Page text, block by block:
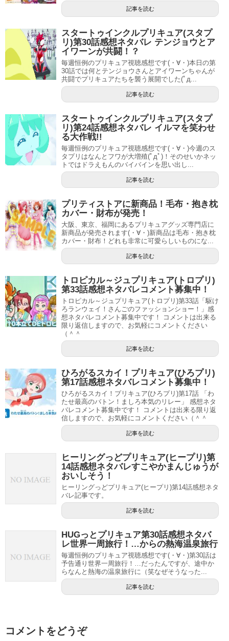
記事を読む
スタートゥインクルプリキュア(スタプ
リ)第30話感想ネタバレ テンジョウとア
イワーンが共闘！？
毎週恒例のプリキュア視聴感想です(・∀・)本日の第
30話では何とテンジョウさんとアイワーンちゃんが
共闘でプリキュアたちを襲う展開でした(ﾟд...
記事を読む
スタートゥインクルプリキュア(スタプ
リ)第24話感想ネタバレ イルマを笑わせ
る大作戦!!
毎週恒例のプリキュア視聴感想です(・∀・)今週のス
タプリはなんとフワが大増殖(ﾟдﾟ)！そのせいかネッ
トではドラえもんのバイバインを思い出し...
記事を読む
プリティストアに新商品！毛布・抱き枕
カバー・財布が発売！
大阪、東京、福岡にあるプリキュアグッズ専門店に
新商品が発売されます(・∀・)新商品は毛布・抱き枕
カバー・財布！どれも非常に可愛らしいものにな...
記事を読む
トロピカル～ジュプリキュア(トロプリ)
第33話感想ネタバレコメント募集中！
トロピカル～ジュプリキュア(トロプリ)第33話「駆け
ろランウェイ！さんごのファッションショー！」感
想ネタバレコメント募集中です！ コメントは出来る
限り返信しますので、お気軽にコメントください
（＾＾
記事を読む
ひろがるスカイ！プリキュア(ひろプリ)
第17話感想ネタバレコメント募集中！
ひろがるスカイ！プリキュア(ひろプリ)第17話 「わ
たせ最高のバトン！ましろ本気のリレー」 感想ネタ
バレコメント募集中です！ コメントは出来る限り返
信しますので、お気軽にコメントください（＾＾
記事を読む
ヒーリングっどプリキュア(ヒープリ)第
14話感想ネタバレすこやかまんじゅうが
おいしそう！
ヒーリングっどプリキュア(ヒープリ)第14話感想ネタ
バレ記事です。
記事を読む
HUGっとプリキュア第30話感想ネタバ
レ世界一周旅行！…からの熱海温泉旅行
毎週恒例のプリキュア視聴感想です(・∀・)第30話は
予告通り世界一周旅行！…だったんですが、途中か
らなんと熱海の温泉旅行に（笑なぜそうなった...
記事を読む
コメントをどうぞ